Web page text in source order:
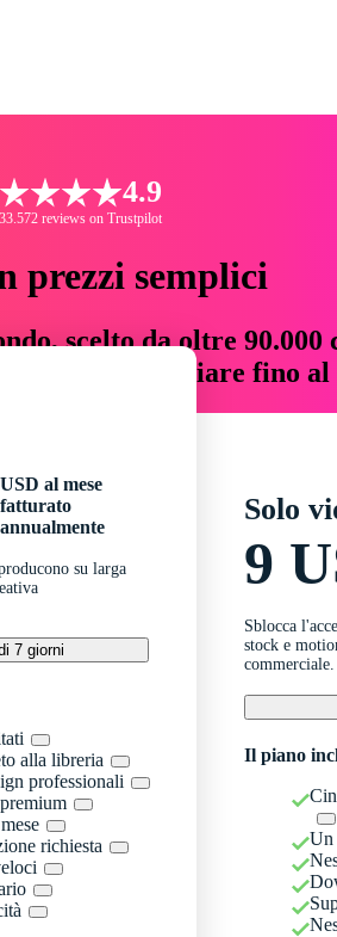
4.9
reviews on Trustpilot
prezzi semplici
scelto da oltre
risparmiare fino al
USD al mese
fatturato
annualmente
su larga
7 giorni
alla libreria
professionali
richiesta
Solo
9
Sblocca
stock e
Il piano
Un